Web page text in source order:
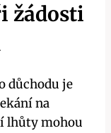
žádosti
důchodu je
na
lhůty mohou